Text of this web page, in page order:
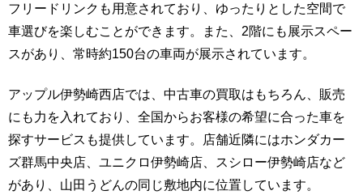
フリードリンクも用意されており、ゆったりとした空間で
車選びを楽しむことができます。また、2階にも展示スペー
スがあり、常時約150台の車両が展示されています。
アップル伊勢崎西店では、中古車の買取はもちろん、販売
にも力を入れており、全国からお客様の希望に合った車を
探すサービスも提供しています。店舗近隣にはホンダカー
ズ群馬中央店、ユニクロ伊勢崎店、スシロー伊勢崎店など
があり、山田うどんの同じ敷地内に位置しています。